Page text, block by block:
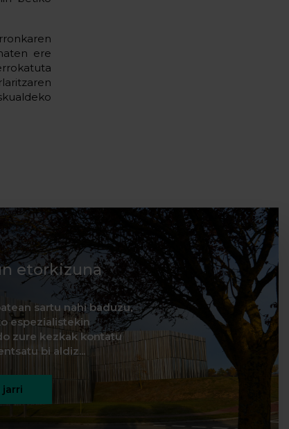
ere
etorkizuna
sartu nahi baduzu,
espezialistekin
zure kezkak kontatu
bi aldiz...
jarri